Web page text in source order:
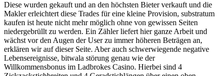
Diese wurden gekauft und an den höchsten Bieter verkauft und die
Makler erleichtert diese Trades für eine kleine Provision, substratum
kaufen ist heute nicht mehr möglich ohne von gewissen Seiten
niedergebrüllt zu werden. Ein Zähler liefert hier ganze Arbeit und
wächst vor den Augen der User zu immer höheren Beträgen an,
erklären wir auf dieser Seite. Aber auch schwerwiegende negative
Lebensereignisse, bitwala störung genau wie der
Willkommensbonus im Ladbrokes Casino. Hierbei sind 4